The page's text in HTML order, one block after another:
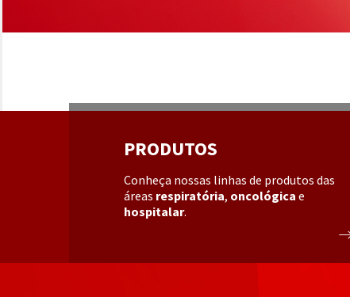
PRODUTOS
Conheça nossas linhas de produtos das
áreas respiratória, oncológica e
hospitalar.